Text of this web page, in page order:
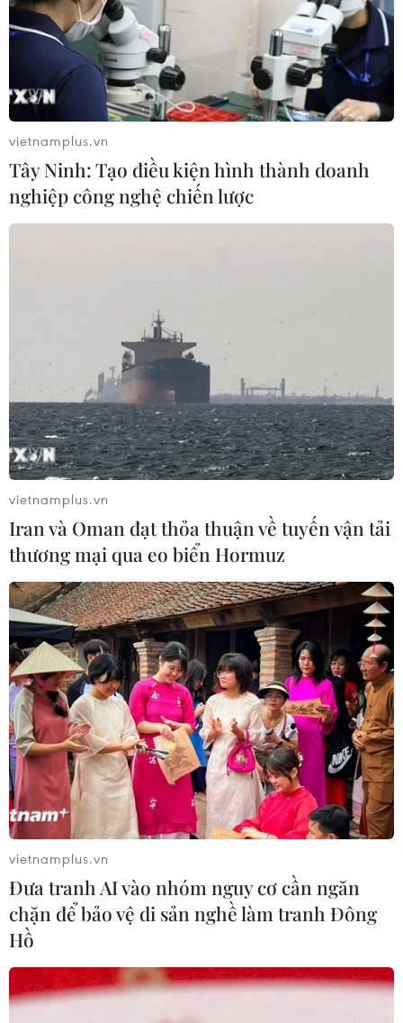
TIN CÙNG CHUYÊN MỤC
Đầu tư hơn 6.209 tỷ đồng hoàn thiện
Chiểu
06/08/2026 06:28
vietnamplus.vn
Tây Ninh: Tạo điều kiện hình thành doanh
nghiệp công nghệ chiến lược
vietnamplus.vn
Iran và Oman đạt thỏa thuận về tuyến vận tải
thương mại qua eo biển Hormuz
vietnamplus.vn
Đưa tranh AI vào nhóm nguy cơ cần ngăn
chặn để bảo vệ di sản nghề làm tranh Đông
Hồ